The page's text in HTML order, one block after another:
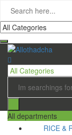
All departments
RICE &